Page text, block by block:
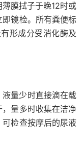
膜拭子于晚12时或
镜检。所有粪便标
形成分受消化酶及
量少时直接滴在载
量多时收集在洁净
检查按摩后的尿液